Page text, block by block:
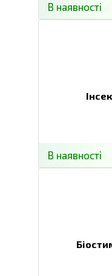
В наявності
В наявності